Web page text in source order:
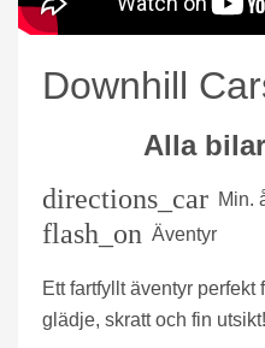
Downhill
Alla
directions_car Min.
flash_on Äventyr
Ett fartfyllt äventyr
glädje, skratt och fin utsikt!